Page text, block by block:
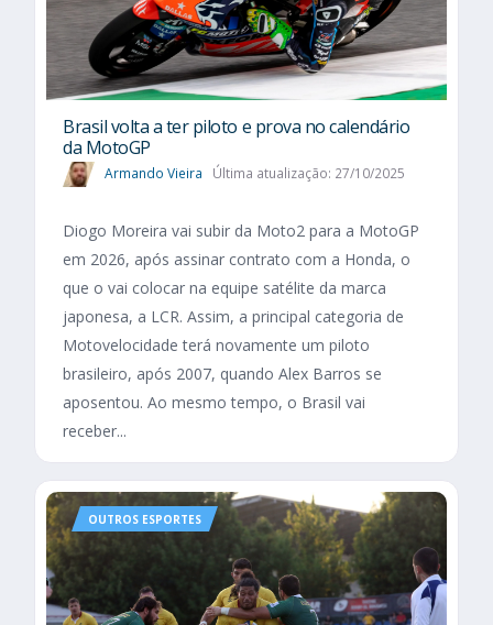
Brasil volta a ter piloto e prova no calendário
da MotoGP
Armando Vieira Última atualização: 27/10/2025
Diogo Moreira vai subir da Moto2 para a MotoGP
em 2026, após assinar contrato com a Honda, o
que o vai colocar na equipe satélite da marca
japonesa, a LCR. Assim, a principal categoria de
Motovelocidade terá novamente um piloto
brasileiro, após 2007, quando Alex Barros se
aposentou. Ao mesmo tempo, o Brasil vai
receber...
OUTROS ESPORTES